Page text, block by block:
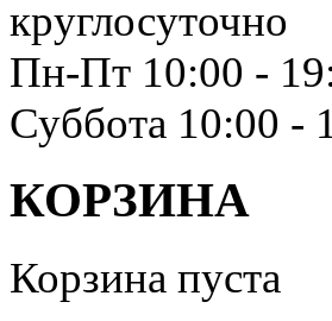
круглосуточно
Пн-Пт 10:00 -
Суббота 10:00 -
КОРЗИНА
Корзина пуста